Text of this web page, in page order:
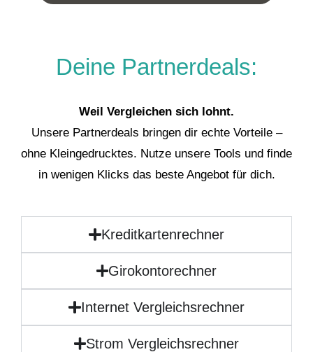
Deine Partnerdeals:
Weil Vergleichen sich lohnt.
Unsere Partnerdeals bringen dir echte Vorteile –
ohne Kleingedrucktes. Nutze unsere Tools und finde
in wenigen Klicks das beste Angebot für dich.
Kreditkartenrechner
Girokontorechner
Internet Vergleichsrechner
Strom Vergleichsrechner